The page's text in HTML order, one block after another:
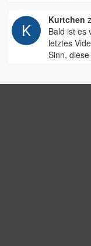
Kurtchen
Bald ist es
letztes
Sinn,